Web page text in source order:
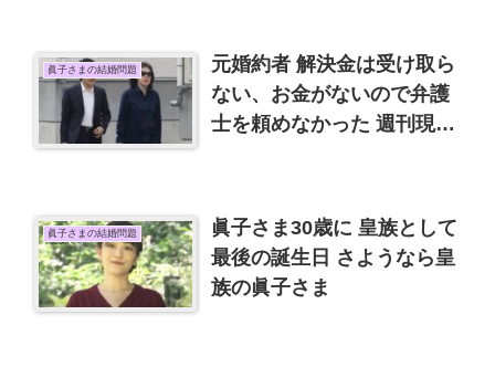
眞子さまの結婚問題
元婚約者 解決金は受け取ら
ない、お金がないので弁護
士を頼めなかった 週刊現代
眞子さまの結婚問題
眞子さま30歳に 皇族として
最後の誕生日 さようなら皇
族の眞子さま